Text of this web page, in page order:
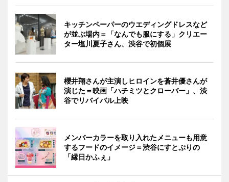
キッチンペーパーのウエディングドレスなど
が並ぶ場内＝「なんでも服にする」クリエー
ター塩川夏子さん、渋谷で初個展
櫻井翔さんが主演しヒロインを蒼井優さんが
演じた＝映画「ハチミツとクローバー」、渋
谷でリバイバル上映
メンバーカラーを取り入れたメニューも用意
するフードのイメージ＝渋谷にすとぷりの
「縁日かふぇ」